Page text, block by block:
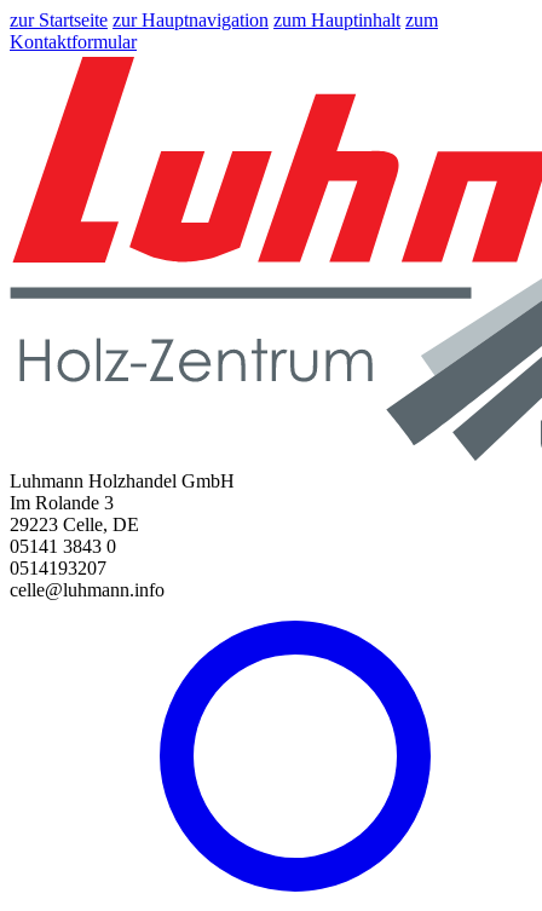
zur Startseite zur Hauptnavigation zum Hauptinhalt zum
Kontaktformular
Luhmann Holzhandel GmbH
Im Rolande 3
29223 Celle, DE
05141 3843 0
0514193207
celle@luhmann.info